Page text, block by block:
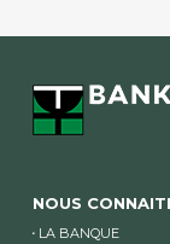
NOUS
LA BANQUE